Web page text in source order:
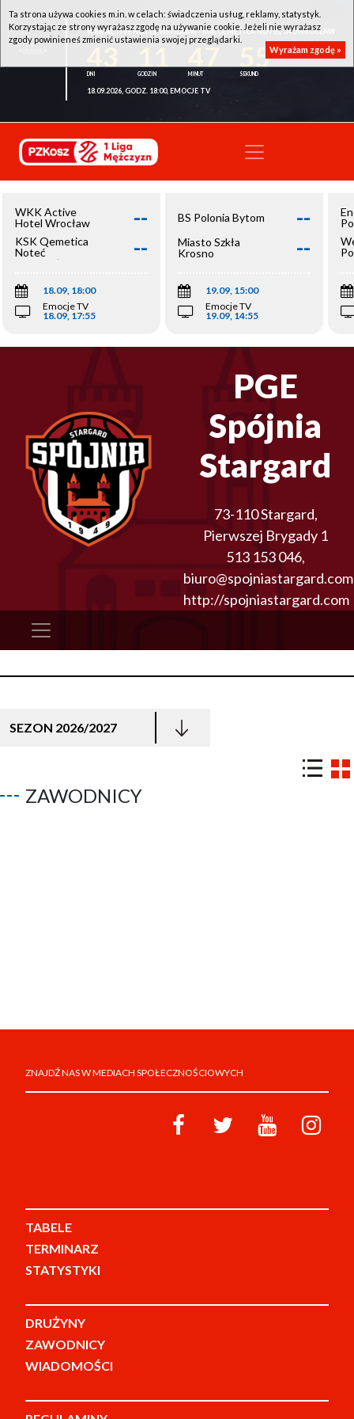
WKK ACTIVE HOTEL WROCŁAW - KSK QEMETICA NOTEĆ INOWROCŁAW
55
18.09.2026, GODZ. 18:00, EMOCJE TV
WKK Active
Hotel Wrocław
--
KSK Qemetica
Noteć
Inowrocław
--
18.09, 18:00
Emocje TV
18.09, 17:55
BS Polonia Bytom --
Miasto Szkła
Krosno
--
19.09, 15:00
Emocje TV
19.09, 14:55
PGE
Spójnia
Stargard
73-110Stargard,
Pierwszej Brygady 1
513 153 046,
biuro@spojniastargard.com
http://spojniastargard.com
SEZON 2026/2027
ZAWODNICY
ZNAJDŹ NAS W MEDIACH SPOŁECZNOŚCIOWYCH
TABELE
TERMINARZ
STATYSTYKI
DRUŻYNY
ZAWODNICY
WIADOMOŚCI
Ta strona używa cookies m.in. w celach: świadczenia usług, reklamy, statystyk.
Korzystając ze strony wyrażasz zgodę na używanie cookie. Jeżeli nie wyrażasz
zgody powinieneś zmienić ustawienia swojej przeglądarki.
Wyrażam zgodę »